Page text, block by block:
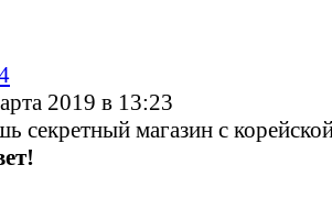
2019 в 13:23
секретный магазин с